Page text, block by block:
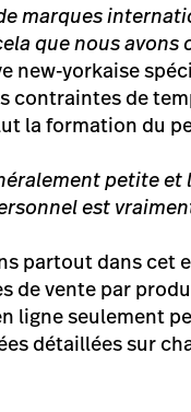
marques
que nous avons
new-yorkaise
de
la formation du
petite
est
partout dans cet
vente par
ligne seulement
détaillées sur